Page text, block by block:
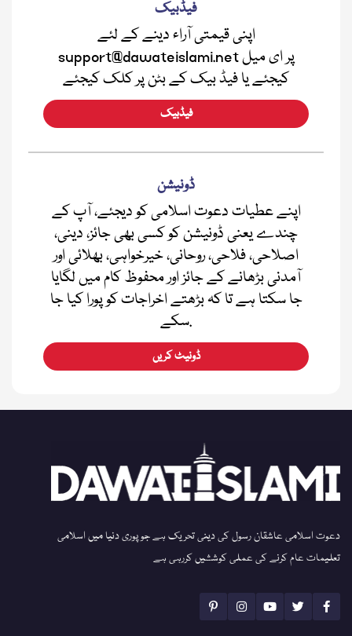
فیڈبیک
اپنی قیمتی آراء دینے کے لئے
support@dawateislami.net پر ای میل
کیجئے یا فیڈ بیک کے بٹن پر کلک کیجئے
فیڈبیک
ڈونیشن
اپنے عطیات دعوت اسلامی کو دیجئے، آپ کے
چندے یعنی ڈونیشن کو کسی بھی جائز، دینی،
اصلاحی، فلاحی، روحانی، خیرخواہی، بھلائی اور
آمدنی بڑھانے کے جائز اور محفوظ کام میں لگایا
جا سکتا ہے تا کہ بڑھتے اخراجات کو پورا کیا جا
سکے.
ڈونیٹ کریں
دعوت اسلامی عاشقان رسول کی دینی تحریک ہے جو پوری دنیا میں اسلامی
تعلیمات عام کرنے کی عملی کوششیں کررہی ہے